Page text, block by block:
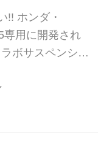
!! ホンダ・
専用に開発され
ボサスペンショ
年創業の歴史
ーカー「YSS」